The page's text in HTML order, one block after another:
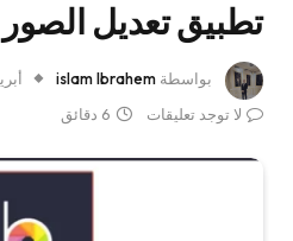
تطبيق تعديل الصور 2025
بواسطة islam Ibrahem
أبريل
لا توجد تعليقات
6 دقائق